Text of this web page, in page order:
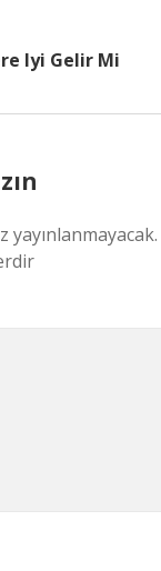
Iyi Gelir Mi
yayınlanmayacak.